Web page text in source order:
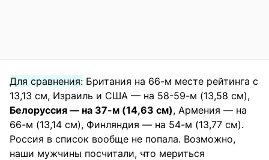
Для сравнения: Британия на 66-м месте рейтинга с
13,13 см, Израиль и США — на 58-59-м (13,58 см),
Белоруссия — на 37-м (14,63 см), Армения — на
66-м (13,14 см), Финляндия — на 54-м (13,77 см).
Россия в список вообще не попала. Возможно,
наши мужчины посчитали, что мериться